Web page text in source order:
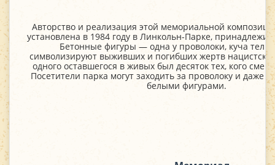
Авторство и реализация этой мемориальной
установлена в 1984 году в Линкольн-Парке,
Бетонные фигуры — одна у проволоки, куча тел
символизируют выживших и погибших жертв
одного оставшегося в живых был десяток тех, кого
Посетители парка могут заходить за проволоку и даже
белыми фигурами.